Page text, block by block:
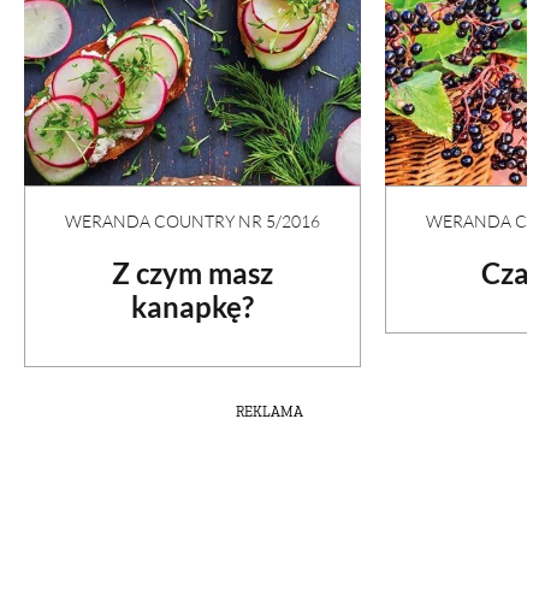
WERANDA COUNTRY NR 5/2016
Z czym masz
kanapkę?
WERANDA
REKLAMA
DODATKI
PRZETWORY
INNE